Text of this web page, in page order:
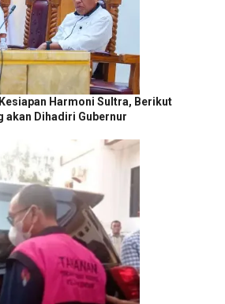
Harmoni Sultra, Berikut
akan Dihadiri Gubernur